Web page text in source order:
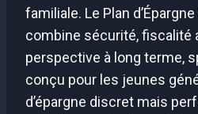
familiale. Le Plan
combine sécurité, fiscalité
perspective à long terme,
conçu pour les jeunes
d’épargne discret mais